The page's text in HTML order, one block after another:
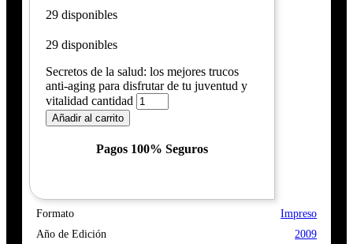
29 disponibles
29 disponibles
Secretos de la salud: los mejores trucos
anti-aging para disfrutar de tu juventud y
vitalidad cantidad
Añadir al carrito
Pagos 100% Seguros
Formato
Impreso
Año de Edición
2009